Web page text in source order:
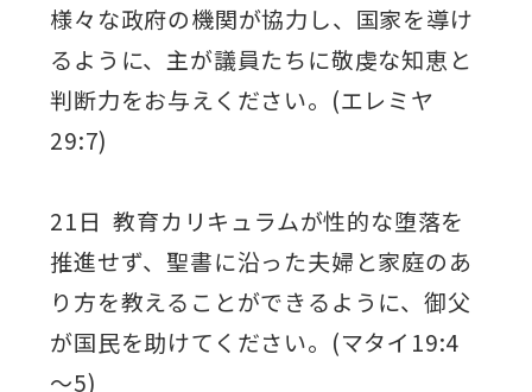
様々な政府の機関が協力し、国家を導け
るように、主が議員たちに敬虔な知恵と
判断力をお与えください。(エレミヤ
29:7)
21日 教育カリキュラムが性的な堕落を
推進せず、聖書に沿った夫婦と家庭のあ
り方を教えることができるように、御父
が国民を助けてください。(マタイ19:4
～5)